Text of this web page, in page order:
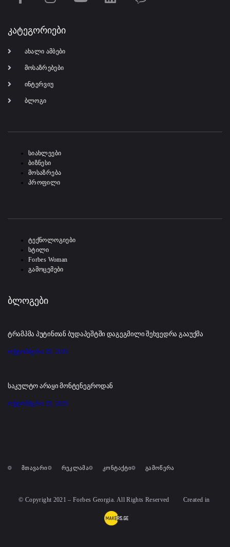
კატეგორიები
ახალი ამბები
მოსაზრებები
ინტერვიუ
ბლოგი
სიახლეები
ბიზნესი
მოსაზრება
პროფილი
ტექნოლოგიები
სტილი
Forbes Woman
გამოცემები
ბლოგები
ტრამპმა პუტინთან ბუდაპეშტში დაგეგმილი შეხვედრა გააუქმა
ოქტომბერი 23, 2025
საკულტო არაყი მონტენეგროდან
ოქტომბერი 23, 2025
მთავარი რეკლამა კონტაქტი გამოწერა
© Copyright 2021 – Forbes Georgia. All Rights Reserved Created in